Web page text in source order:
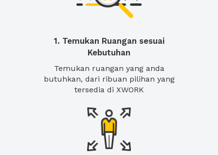
1. Temukan Ruangan sesuai
Kebutuhan
Temukan ruangan yang anda
butuhkan, dari ribuan pilihan yang
tersedia di XWORK